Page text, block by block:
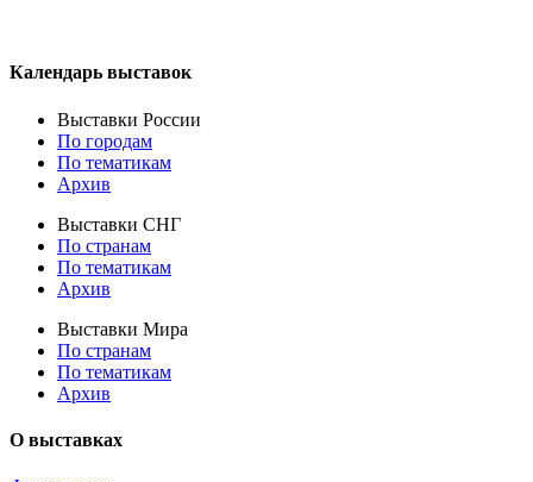
Календарь выставок
Выставки России
По городам
По тематикам
Архив
Выставки СНГ
По странам
По тематикам
Архив
Выставки Мира
По странам
По тематикам
Архив
О выставках